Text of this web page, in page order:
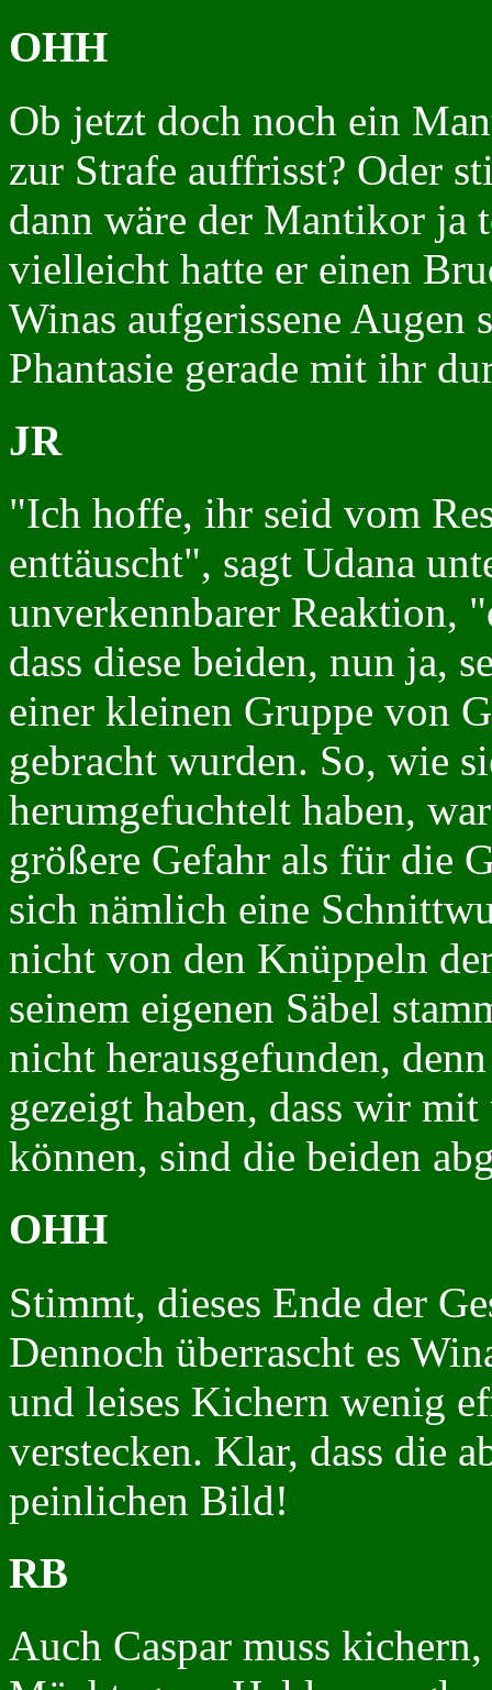
OHH
Ob jetzt doch noch ein
zur Strafe auffrisst? Oder
dann wäre der Mantikor ja
vielleicht hatte er einen
Winas aufgerissene
Phantasie gerade mit ihr
JR
"Ich hoffe, ihr seid vom
enttäuscht", sagt Udana
unverkennbarer Reaktion,
dass diese beiden, nun ja,
einer kleinen Gruppe von
gebracht wurden. So, wie
herumgefuchtelt haben,
größere Gefahr als für die
sich nämlich eine
nicht von den Knüppeln
seinem eigenen Säbel
nicht herausgefunden,
gezeigt haben, dass wir
können, sind die beiden
OHH
Stimmt, dieses Ende der
Dennoch überrascht es
und leises Kichern wenig
verstecken. Klar, dass die
peinlichen Bild!
RB
Auch Caspar muss